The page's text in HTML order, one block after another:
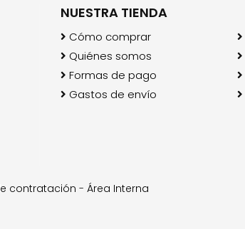
NUESTRA TIENDA
Cómo comprar
Quiénes somos
Formas de pago
Gastos de envío
contratación - Área Interna